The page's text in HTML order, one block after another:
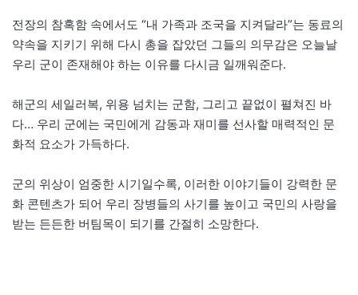
전장의 참혹함 속에서도 “내 가족과 조국을 지켜달라”는 동료의
약속을 지키기 위해 다시 총을 잡았던 그들의 의무감은 오늘날
우리 군이 존재해야 하는 이유를 다시금 일깨워준다.
해군의 세일러복, 위용 넘치는 군함, 그리고 끝없이 펼쳐진 바
다… 우리 군에는 국민에게 감동과 재미를 선사할 매력적인 문
화적 요소가 가득하다.
군의 위상이 엄중한 시기일수록, 이러한 이야기들이 강력한 문
화 콘텐츠가 되어 우리 장병들의 사기를 높이고 국민의 사랑을
받는 든든한 버팀목이 되기를 간절히 소망한다.